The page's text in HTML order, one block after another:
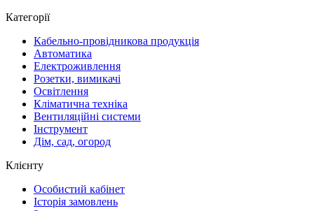
Категорії
Кабельно-провідникова продукція
Автоматика
Електроживлення
Розетки, вимикачі
Освітлення
Кліматична техніка
Вентиляційні системи
Інструмент
Дім, сад, огород
Клієнту
Особистий кабінет
Історія замовлень